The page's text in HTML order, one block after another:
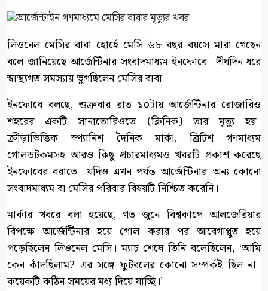
লিওনেল মেসির বাবা হোর্হে মেসি ৬৮ বছর বয়সে মারা গেছেন
বলে জানিয়েছে আর্জেন্টিনার সংবাদমাধ্যম ইনফোবে। দীর্ঘদিন ধরে
স্বাস্থ্যগত সমস্যায় ভুগছিলেন মেসির বাবা।
ইনফোবে বলছে, শুক্রবার রাত ১০টায় আর্জেন্টিনার রোজারিও
শহরের একটি সানাতোরিওতে (ক্লিনিক) তার মৃত্যু হয়।
ক্রীড়াভিত্তিক স্প্যানিশ দৈনিক মার্কা, ব্রিটিশ গণমাধ্যম
গোলডটকমসহ আরও কিছু প্রচারমাধ্যমও খবরটি প্রকাশ করেছে
ইনফোবের বরাতে। যদিও এখন পর্যন্ত আর্জেন্টিনার অন্য কোনো
সংবাদমাধ্যম বা মেসির পরিবার বিষয়টি নিশ্চিত করেনি।
মার্কার খবরে বলা হয়েছে, গত জুনে বিশ্বকাপে আলজেরিয়ার
বিপক্ষে আর্জেন্টিনার হয়ে গোল করার পর আবেগাপ্লুত হয়ে
পড়েছিলেন লিওনেল মেসি। ম্যাচ শেষে তিনি বলেছিলেন, ‘আমি
কেন কাঁদছিলাম? এর সঙ্গে ফুটবলের কোনো সম্পর্কই ছিল না।
কয়েকটি কঠিন সময়ের মধ্য দিয়ে যাচ্ছি।’